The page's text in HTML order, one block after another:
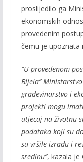
proslijedilo ga
ekonomskih
provedenim
čemu je upoznata i
“U provedenom
Bijela”
građevinarstvo i
projekti mogu
utjecaj na životnu
podataka koji su
su vršile izradu i
sredinu”, kazala je